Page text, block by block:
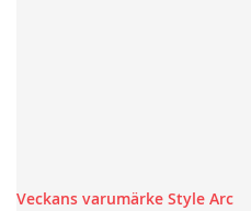
Veckans varumärke Style Arc